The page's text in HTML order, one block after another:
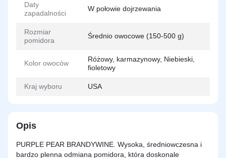
Daty
zapadalności
W połowie dojrzewania
Rozmiar
pomidora
Średnio owocowe (150-500 g)
Kolor owoców
Różowy, karmazynowy, Niebieski,
fioletowy
Kraj wyboru USA
Opis
PURPLE PEAR BRANDYWINE. Wysoka, średniowczesna i
bardzo plenna odmiana pomidora, która doskonale